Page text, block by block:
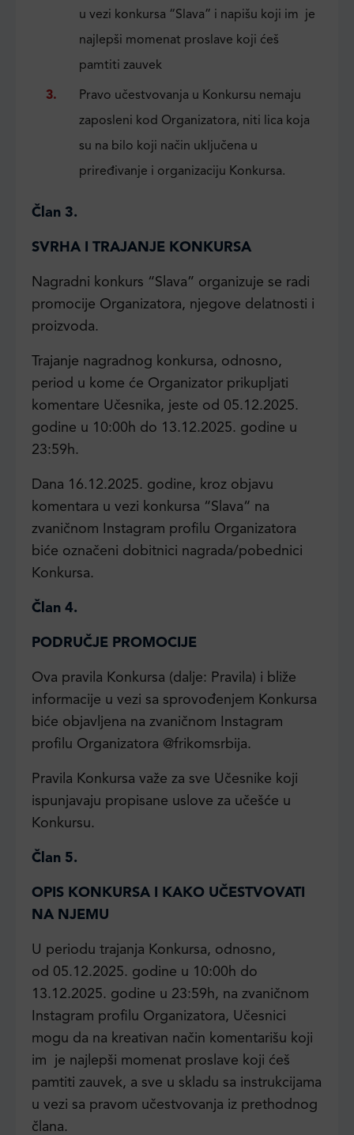
u vezi konkursa “Slava” i napišu koji im je
najlepši momenat proslave koji ćeš
pamtiti zauvek
Pravo učestvovanja u Konkursu nemaju
zaposleni kod Organizatora, niti lica koja
su na bilo koji način uključena u
priređivanje i organizaciju Konkursa.
Član 3.
SVRHA I TRAJANJE KONKURSA
Nagradni konkurs “Slava” organizuje se radi
promocije Organizatora, njegove delatnosti i
proizvoda.
Trajanje nagradnog konkursa, odnosno,
period u kome će Organizator prikupljati
komentare Učesnika, jeste od 05.12.2025.
godine u 10:00h do 13.12.2025. godine u
23:59h.
Dana 16.12.2025. godine, kroz objavu
komentara u vezi konkursa “Slava“ na
zvaničnom Instagram profilu Organizatora
biće označeni dobitnici nagrada/pobednici
Konkursa.
Član 4.
PODRUČJE PROMOCIJE
Ova pravila Konkursa (dalje: Pravila) i bliže
informacije u vezi sa sprovođenjem Konkursa
biće objavljena na zvaničnom Instagram
profilu Organizatora @frikomsrbija.
Pravila Konkursa važe za sve Učesnike koji
ispunjavaju propisane uslove za učešće u
Konkursu.
Član 5.
OPIS KONKURSA I KAKO UČESTVOVATI
NA NJEMU
U periodu trajanja Konkursa, odnosno,
od 05.12.2025. godine u 10:00h do
13.12.2025. godine u 23:59h, na zvaničnom
Instagram profilu Organizatora, Učesnici
mogu da na kreativan način komentarišu koji
im je najlepši momenat proslave koji ćeš
pamtiti zauvek, a sve u skladu sa instrukcijama
u vezi sa pravom učestvovanja iz prethodnog
člana.